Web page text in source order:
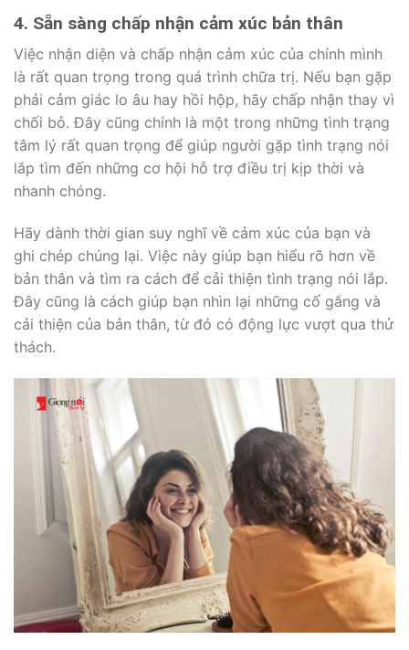
4. Sẵn sàng chấp nhận cảm xúc bản thân
Việc nhận diện và chấp nhận cảm xúc của chính mình
là rất quan trọng trong quá trình chữa trị. Nếu bạn gặp
phải cảm giác lo âu hay hồi hộp, hãy chấp nhận thay vì
chối bỏ. Đây cũng chính là một trong những tình trạng
tâm lý rất quan trọng để giúp người gặp tình trạng nói
lắp tìm đến những cơ hội hỗ trợ điều trị kịp thời và
nhanh chóng.
Hãy dành thời gian suy nghĩ về cảm xúc của bạn và
ghi chép chúng lại. Việc này giúp bạn hiểu rõ hơn về
bản thân và tìm ra cách để cải thiện tình trạng nói lắp.
Đây cũng là cách giúp bạn nhìn lại những cố gắng và
cải thiện của bản thân, từ đó có động lực vượt qua thử
thách.